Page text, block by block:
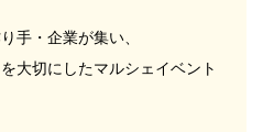
手・企業が集い、
大切にしたマルシェイベント